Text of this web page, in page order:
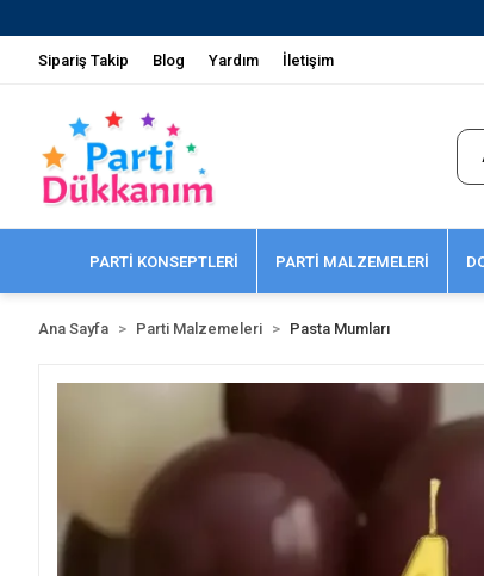
Sipariş Takip Blog Yardım İletişim
PARTİ KONSEPTLERİ PARTİ MALZEMELERİ
Ana Sayfa Parti Malzemeleri Pasta Mumları